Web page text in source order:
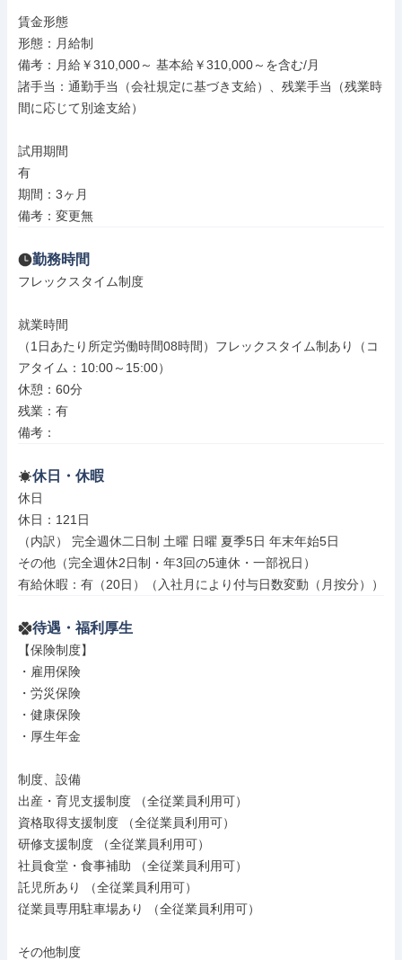
賃金形態
形態：月給制
備考：月給￥310,000～ 基本給￥310,000～を含む/月
諸手当：通勤手当（会社規定に基づき支給）、残業手当（残業時
間に応じて別途支給）
試用期間
有
期間：3ヶ月
備考：変更無
勤務時間
フレックスタイム制度
就業時間
（1日あたり所定労働時間08時間）フレックスタイム制あり（コ
アタイム：10:00～15:00）
休憩：60分
残業：有
備考：
休日・休暇
休日
休日：121日
（内訳） 完全週休二日制 土曜 日曜 夏季5日 年末年始5日
その他（完全週休2日制・年3回の5連休・一部祝日）
有給休暇：有（20日）（入社月により付与日数変動（月按分））
待遇・福利厚生
【保険制度】
・雇用保険
・労災保険
・健康保険
・厚生年金
制度、設備
出産・育児支援制度 （全従業員利用可）
資格取得支援制度 （全従業員利用可）
研修支援制度 （全従業員利用可）
社員食堂・食事補助 （全従業員利用可）
託児所あり （全従業員利用可）
従業員専用駐車場あり （全従業員利用可）
その他制度